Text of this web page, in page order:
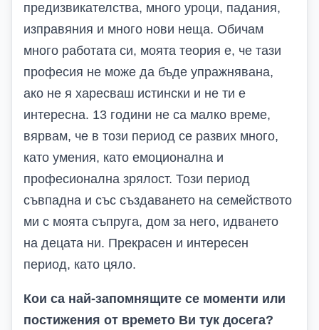
предизвикателства, много уроци, падания,
изправяния и много нови неща. Обичам
много работата си, моята теория е, че тази
професия не може да бъде упражнявана,
ако не я харесваш истински и не ти е
интересна. 13 години не са малко време,
вярвам, че в този период се развих много,
като умения, като емоционална и
професионална зрялост. Този период
съвпадна и със създаването на семейството
ми с моята съпруга, дом за него, идването
на децата ни. Прекрасен и интересен
период, като цяло.
Кои са най-запомнящите се моменти или
постижения от времето Ви тук досега?